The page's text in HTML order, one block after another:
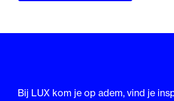
Bij LUX kom je op adem, vind je